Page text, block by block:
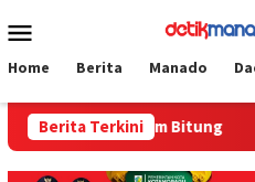
ke
Mobile
Home Berita Manado
Berita Terkini
di Bapelkum Bitung